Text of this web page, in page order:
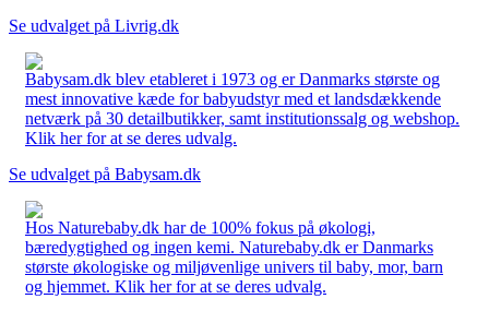
Se udvalget på Livrig.dk
Babysam.dk blev etableret i 1973 og er Danmarks største og
mest innovative kæde for babyudstyr med et landsdækkende
netværk på 30 detailbutikker, samt institutionssalg og webshop.
Klik her for at se deres udvalg.
Se udvalget på Babysam.dk
Hos Naturebaby.dk har de 100% fokus på økologi,
bæredygtighed og ingen kemi. Naturebaby.dk er Danmarks
største økologiske og miljøvenlige univers til baby, mor, barn
og hjemmet. Klik her for at se deres udvalg.